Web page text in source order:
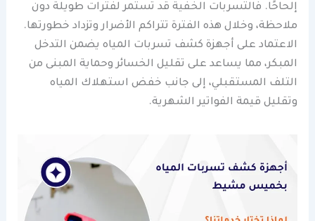
إلحاحًا. فالتسربات الخفية قد تستمر لفترات طويلة دون
ملاحظة، وخلال هذه الفترة تتراكم الأضرار وتزداد خطورتها.
الاعتماد على أجهزة كشف تسربات المياه يضمن التدخل
المبكر، مما يساعد على تقليل الخسائر وحماية المبنى من
التلف المستقبلي، إلى جانب خفض استهلاك المياه
وتقليل قيمة الفواتير الشهرية.